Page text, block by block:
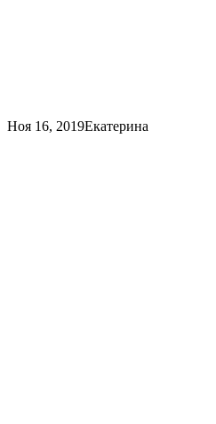
Ноя 16, 2019Екатерина